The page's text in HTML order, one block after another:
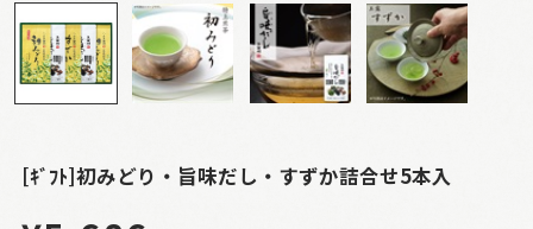
[ｷﾞﾌﾄ]初みどり・旨味だし・すずか詰合せ5本入